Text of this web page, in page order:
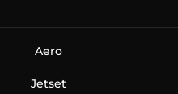
Aero
Jetset